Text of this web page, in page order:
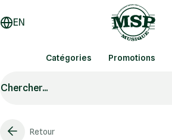
EN
Catégories Promotions
Chercher...
Retour